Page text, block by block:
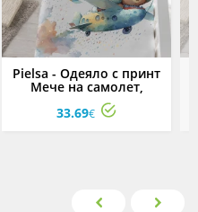
Pielsa - Одеяло с принт
Мече на самолет,
110х140 см, сиво, кутия
33.69€